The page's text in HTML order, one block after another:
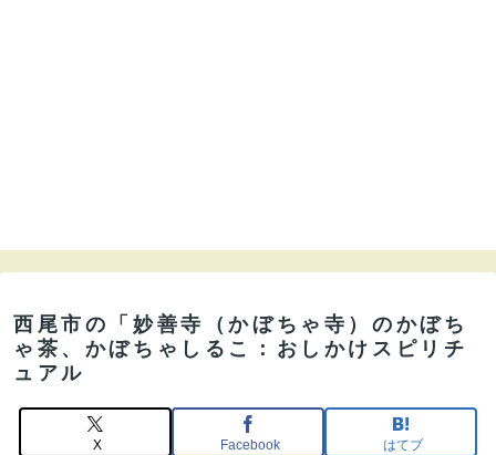
西尾市の「妙善寺（かぼちゃ寺）のかぼち
ゃ茶、かぼちゃしるこ：おしかけスピリチ
ュアル
X Facebook はてブ